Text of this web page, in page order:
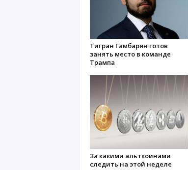
Тигран Гамбарян готов
занять место в команде
Трампа
За какими альткоинами
следить на этой неделе